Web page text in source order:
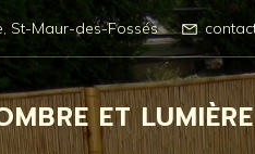
St-Maur-des-Fossés
ET LUMIÈRE